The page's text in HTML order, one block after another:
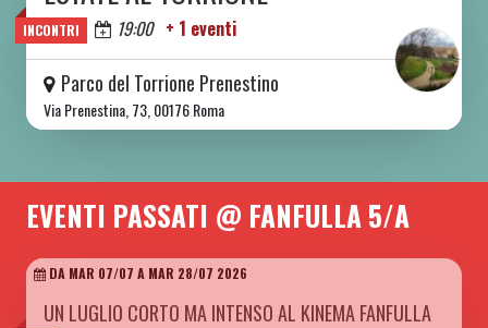
INCONTRI
Oggi 19:00 + 1 eventi
Parco del Torrione Prenestino
Via Prenestina, 73, 00176 Roma
EVENTI PASSATI @ FANFULLA 5/A
DA MAR 07/07 A MAR 28/07 2026
UN LUGLIO CORTO MA INTENSO AL KINEMA FANFULLA